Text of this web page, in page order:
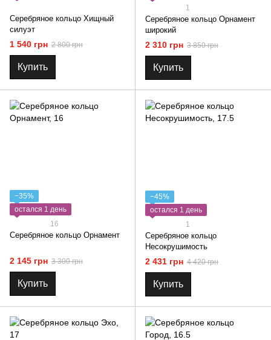
Серебряное кольцо Хищный
силуэт
1 540 грн 2 800 грн
Купить
1
Серебряное кольцо Орнамент
широкий
2 310 грн 3 850 грн
Купить
−35%
остался 1 день
16
Серебряное кольцо Орнамент
2 145 грн 3 300 грн
Купить
−45%
остался 1 день
1
Серебряное кольцо
Несокрушимость
2 431 грн 4 420 грн
Купить